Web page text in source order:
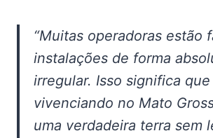
“Muitas operadoras estão
instalações de forma
irregular. Isso significa
vivenciando no Mato
uma verdadeira terra sem